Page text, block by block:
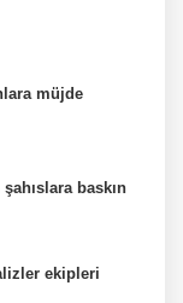
müjde
baskın
ekipleri